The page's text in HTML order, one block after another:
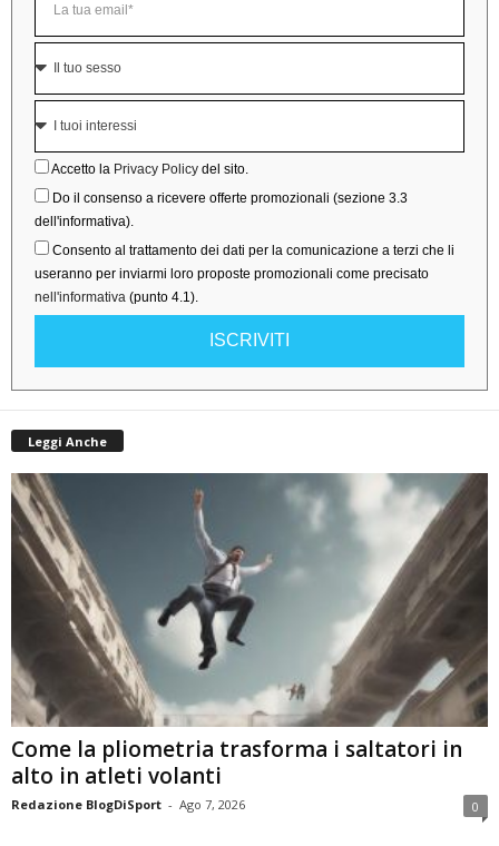
Accetto la Privacy Policy del sito.
Do il consenso a ricevere offerte promozionali (sezione 3.3
dell'informativa).
Consento al trattamento dei dati per la comunicazione a terzi che li
useranno per inviarmi loro proposte promozionali come precisato
nell'informativa (punto 4.1).
ISCRIVITI
Leggi Anche
Come la pliometria trasforma i saltatori in
alto in atleti volanti
Redazione BlogDiSport - Ago 7, 2026 0